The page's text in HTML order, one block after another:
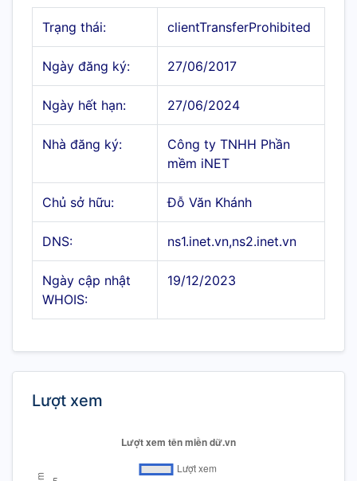
Trạng thái: clientTransferProhibited
Ngày đăng ký: 27/06/2017
Ngày hết hạn: 27/06/2024
Nhà đăng ký:
Công ty TNHH Phần
mềm iNET
Chủ sở hữu: Đỗ Văn Khánh
DNS: ns1.inet.vn,ns2.inet.vn
Ngày cập nhật
WHOIS:
19/12/2023
Lượt xem